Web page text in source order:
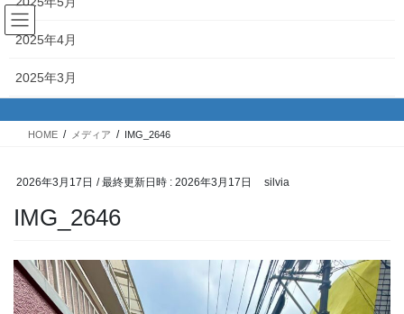
コ
ン
へ
ス
ナ
ビ
ョ
ン
HOME メディア IMG_2646
2026年3月17日 / 最終更新日時 : 2026年3月17日 silvia
IMG_2646
2025年4月
2025年3月
2024年12月
2024年11月
2024年10月
2024年9月